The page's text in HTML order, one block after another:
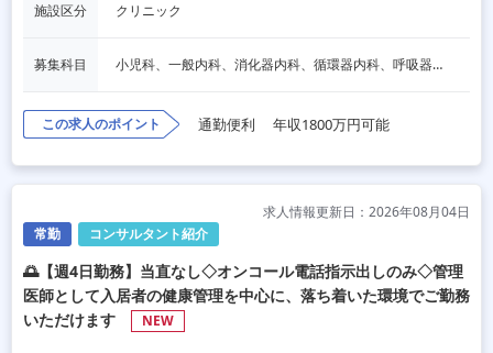
施設区分 クリニック
募集科目 小児科、一般内科、消化器内科、循環器内科、呼吸器内科、血液内科、心療内科、脳神経内科、内分泌内科、老人内科、一般外科、消化器外科、心臓外科、呼吸器外科、脳神経外科、整形外科、形成外科、リハビリテーション科、産婦人科、婦人科、精神科、眼科、耳鼻咽喉科、皮膚科、泌尿器科、放射線科
この求人のポイント 通勤便利 年収1800万円可能
常勤 コンサルタント紹介
求人情報更新日：2026年08月04日
🌅【週4日勤務】当直なし◇オンコール電話指示出しのみ◇管理
医師として入居者の健康管理を中心に、落ち着いた環境でご勤務
いただけます
NEW